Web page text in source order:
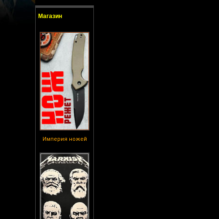
Магазин
Империя ножей